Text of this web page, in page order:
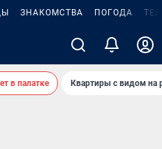
ЗНАКОМСТВА ПОГОДА
в палатке Квартиры с видом на